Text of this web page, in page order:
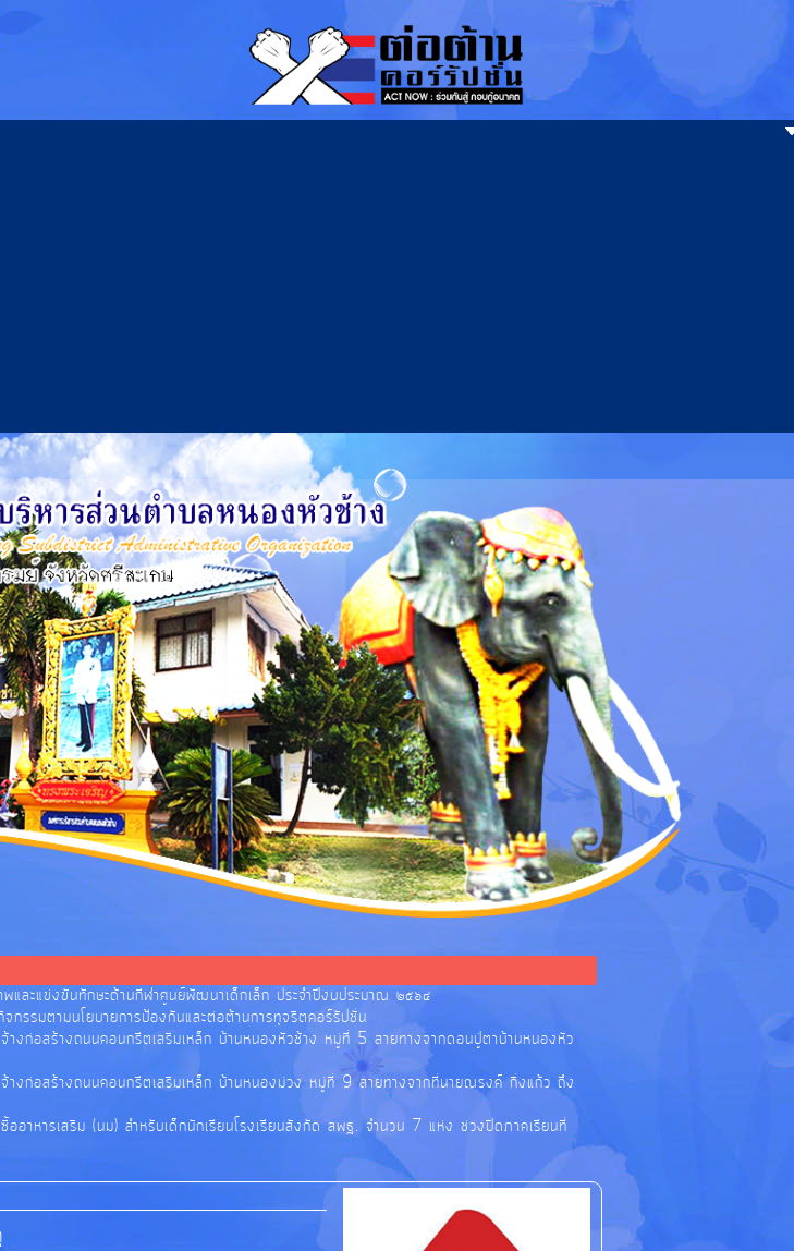
และแข่งขันทักษะด้านกีฬาศูนย์พัฒนาเด็กเล็ก ประจำปีงบประมาณ ๒๕๖๔
กรรมตามนโยบายการป้องกันและต่อต้านการทุจริตคอร์รัปชั่น
างก่อสร้างถนนคอนกรีตเสริมเหล็ก บ้านหนองหัวช้าง หมู่ที่ 5 สายทางจากดอนปู่ตาบ้านหนองหัว
จ้างก่อสร้างถนนคอนกรีตเสริมเหล็ก บ้านหนองม่วง หมู่ที่ 9 สายทางจากที่นายณรงค์ กิ่งแก้ว ถึง
ออาหารเสริม (นม) สำหรับเด็กนักเรียนโรงเรียนสังกัด สพฐ. จำนวน 7 แห่ง ช่วงปิดภาคเรียนที่